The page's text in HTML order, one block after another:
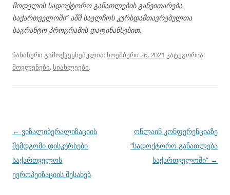
მოდელის სადოქტორო განათლების განვითარება
საქართველოში” აშშ საელჩოსკურსდამთავრებულთა
საგრანტო პროგრამის დაფინანსებით.
ჩანაწერი გამოქვეყნებულია:ნოემბერი 26, 2021 კატეგორია:
მოვლენები,სიახლეები.
პოსტის
ნავიგაცია
← ვიზალიბერალიზაციის
შემდგომი დისკურსები
საქართველოს
ევროპეიზაციის შესახებ
ონლაინ კონფერენციაზე
“სადოქტორო განათლება
საქართველოში” →